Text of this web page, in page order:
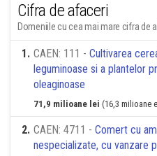
Cifra de afaceri
Domeniile cu cea mai mare cifra de
1. CAEN: 111 - Cultivarea
leguminoase si a plantelor
oleaginoase
71,9 milioane lei (16,3 milioane
2. CAEN: 4711 - Comert cu
nespecializate, cu vanzare